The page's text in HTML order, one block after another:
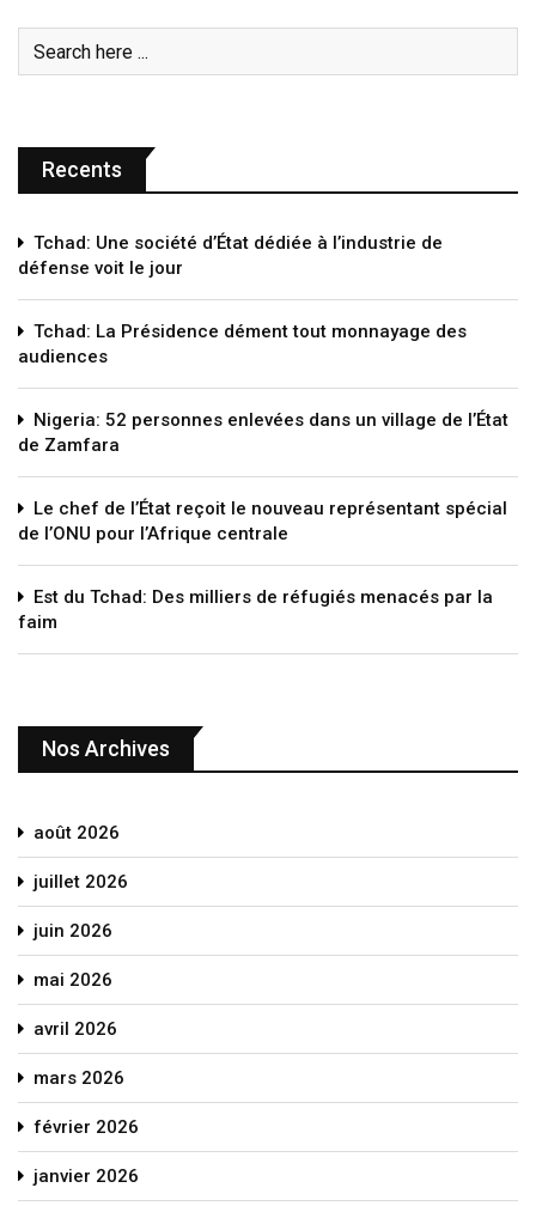
Recents
Tchad: Une société d’État dédiée à l’industrie de
défense voit le jour
Tchad: La Présidence dément tout monnayage des
audiences
Nigeria: 52 personnes enlevées dans un village de l’État
de Zamfara
Le chef de l’État reçoit le nouveau représentant spécial
de l’ONU pour l’Afrique centrale
Est du Tchad: Des milliers de réfugiés menacés par la
faim
Nos Archives
août 2026
juillet 2026
juin 2026
mai 2026
avril 2026
mars 2026
février 2026
janvier 2026